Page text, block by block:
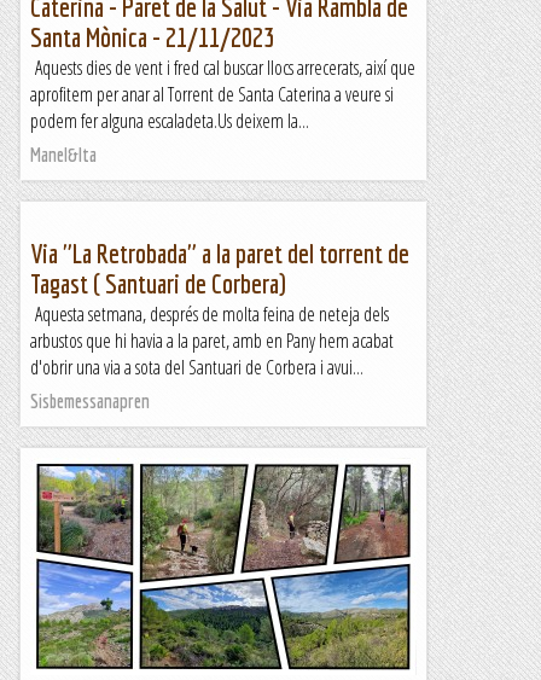
Caterina - Paret de la Salut - Via Rambla de
Santa Mònica - 21/11/2023
Aquests dies de vent i fred cal buscar llocs arrecerats, així que
aprofitem per anar al Torrent de Santa Caterina a veure si
podem fer alguna escaladeta.Us deixem la...
Manel&Ita
Via "La Retrobada" a la paret del torrent de
Tagast ( Santuari de Corbera)
Aquesta setmana, després de molta feina de neteja dels
arbustos que hi havia a la paret, amb en Pany hem acabat
d'obrir una via a sota del Santuari de Corbera i avui...
Sisbemessanapren